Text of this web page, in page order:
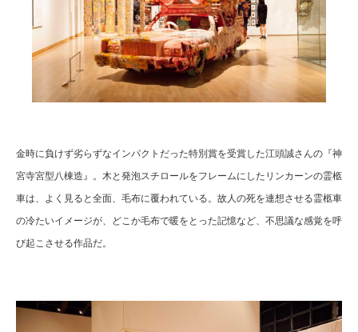
金時に負けず劣らずなインパクトだった特別賞を受賞した江頭誠さんの『神
宮寺宮型八棟造』。木と発泡スチロールをフレームにしたリンカーンの霊柩
車は、よく見ると全面、毛布に覆われている。故人の死を連想させる霊柩車
の冷たいイメージが、どこか毛布で暖をとった記憶など、不思議な感覚を呼
び起こさせる作品だ。